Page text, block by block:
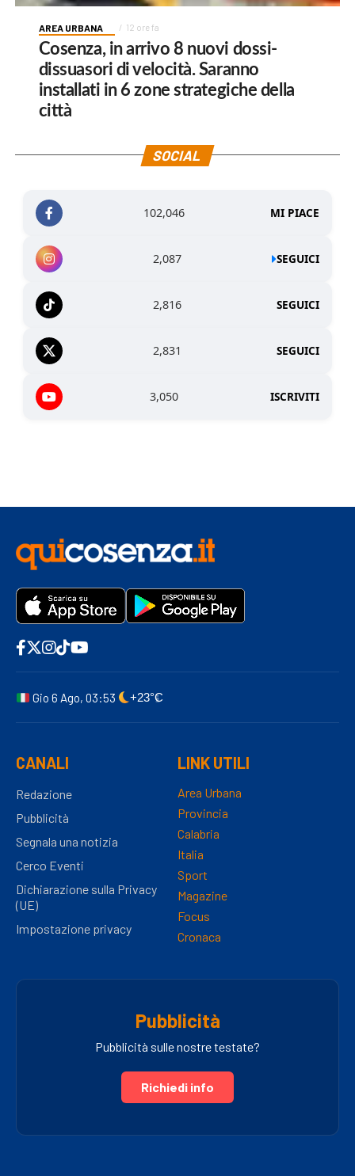
AREA URBANA 12 ore fa
Cosenza, in arrivo 8 nuovi dossi-
dissuasori di velocità. Saranno
installati in 6 zone strategiche della
città
SOCIAL
102,046 MI PIACE
2,087 SEGUICI
2,816 SEGUICI
2,831 SEGUICI
3,050 ISCRIVITI
Gio 6 Ago, 03:53 +23°C
CANALI
Redazione
Pubblicità
Segnala una notizia
Cerco Eventi
Dichiarazione sulla Privacy
(UE)
Impostazione privacy
LINK UTILI
Area Urbana
Provincia
Calabria
Italia
Sport
Magazine
Focus
Cronaca
Pubblicità
Pubblicità sulle nostre testate?
Richiedi info